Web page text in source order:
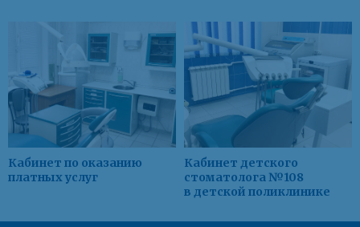
Кабинет по оказанию
платных услуг
Кабинет детского
стоматолога №108
в детской поликлинике